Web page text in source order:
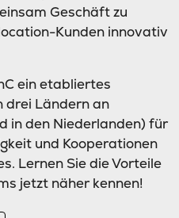
Geschäft zu
Kunden innovativ
ein etabliertes
drei Ländern an
in den Niederlanden) für
und Kooperationen
Lernen Sie die Vorteile
jetzt näher kennen!